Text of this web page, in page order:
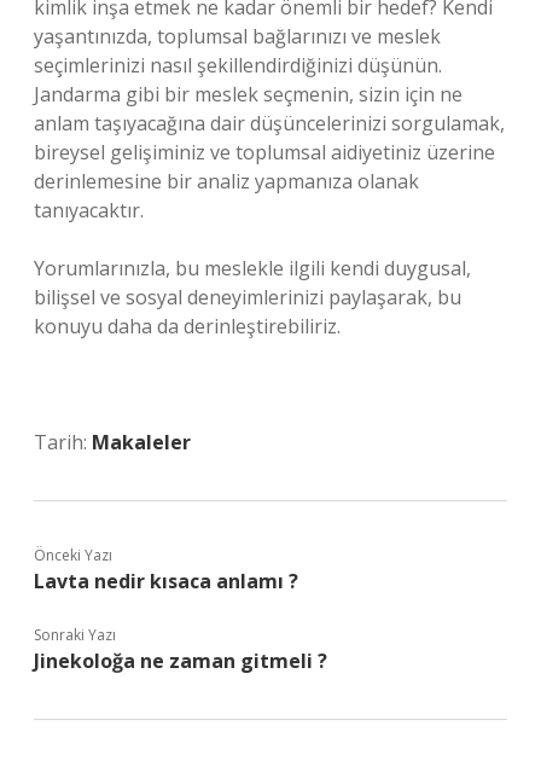
kimlik inşa etmek ne kadar önemli bir hedef? Kendi
yaşantınızda, toplumsal bağlarınızı ve meslek
seçimlerinizi nasıl şekillendirdiğinizi düşünün.
Jandarma gibi bir meslek seçmenin, sizin için ne
anlam taşıyacağına dair düşüncelerinizi sorgulamak,
bireysel gelişiminiz ve toplumsal aidiyetiniz üzerine
derinlemesine bir analiz yapmanıza olanak
tanıyacaktır.
Yorumlarınızla, bu meslekle ilgili kendi duygusal,
bilişsel ve sosyal deneyimlerinizi paylaşarak, bu
konuyu daha da derinleştirebiliriz.
Tarih: Makaleler
Önceki Yazı
Lavta nedir kısaca anlamı ?
Sonraki Yazı
Jinekoloğa ne zaman gitmeli ?